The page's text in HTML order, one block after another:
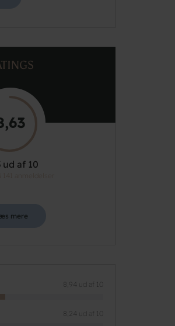
ud af 10
141 anmeldelser
mere
8,94 ud af 10
8,24 ud af 10